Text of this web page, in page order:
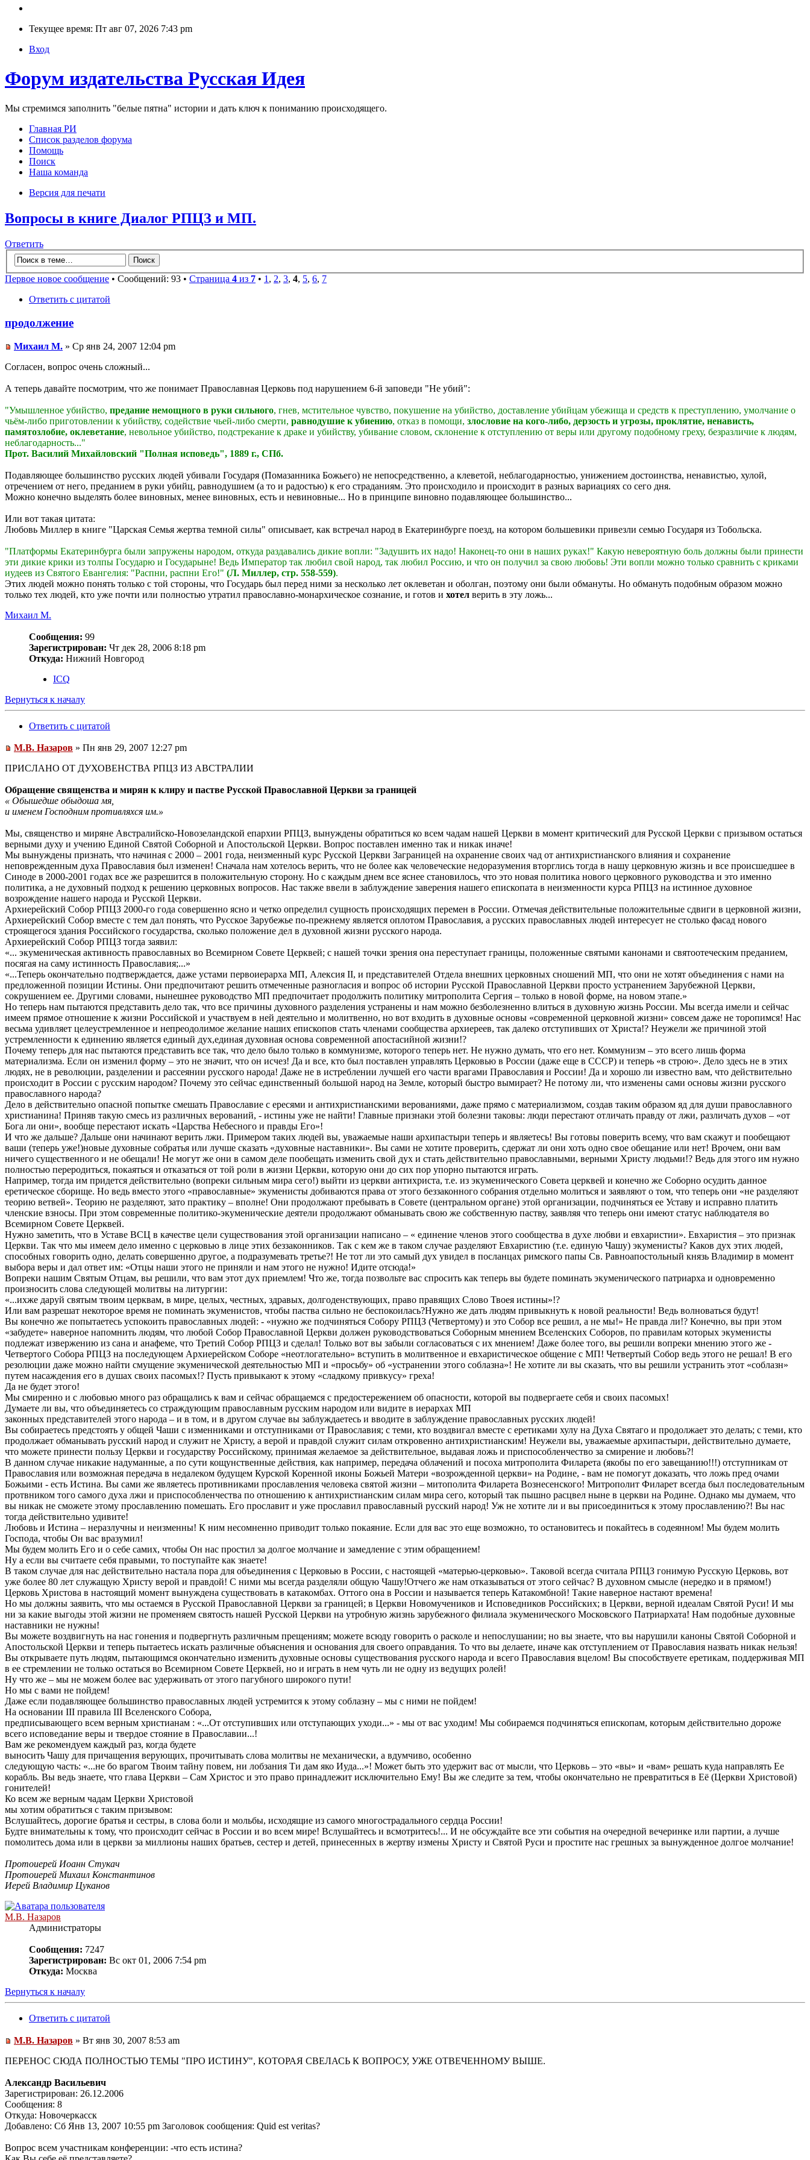
Текущее время: Пт авг 07, 2026 7:43 pm
Вход
Форум издательства Русская Идея
Мы стремимся заполнить "белые пятна" истории и дать ключ к пониманию происходящего.
Главная РИ
Список разделов форума
Помощь
Поиск
Наша команда
Версия для печати
Вопросы в книге Диалог РПЦЗ и МП.
Ответить
Первое новое сообщение • Сообщений: 93 • Страница 4 из 7 • 1 , 2, 3, 4, 5, 6, 7
Ответить с цитатой
продолжение
Михаил М. » Ср янв 24, 2007 12:04 pm
Согласен, вопрос очень сложный...
А теперь давайте посмотрим, что же понимает Православная Церковь под нарушением 6-й заповеди "Не убий":
"Умышленное убийство, предание немощного в руки сильного, гнев, мстительное чувство, покушение на убийство, доставление убийцам убежища и средств к преступлению, умолчание о
чьём-либо приготовлении к убийству, содействие чьей-либо смерти, равнодушие к убиению, отказ в помощи, злословие на кого-либо, дерзость и угрозы, проклятие, ненависть,
памятозлобие, оклеветание, невольное убийство, подстрекание к драке и убийству, убивание словом, склонение к отступлению от веры или другому подобному греху, безразличие к людям,
неблагодарность..."
Прот. Василий Михайловский "Полная исповедь", 1889 г., СПб.
Подавляющее большинство русских людей убивали Государя (Помазанника Божьего) не непосредственно, а клеветой, неблагодарностью, унижением достоинства, ненавистью, хулой,
отречением от него, преданием в руки убийц, равнодушием (а то и радостью) к его страданиям. Это происходило и происходит в разных вариациях со сего дня.
Можно конечно выделять более виновных, менее виновных, есть и невиновные... Но в принципе виновно подавляющее большинство...
Или вот такая цитата:
Любовь Миллер в книге "Царская Семья жертва темной силы" описывает, как встречал народ в Екатеринбурге поезд, на котором большевики привезли семью Государя из Тобольска.
"Платформы Екатеринбурга были запружены народом, откуда раздавались дикие вопли: "Задушить их надо! Наконец-то они в наших руках!" Какую невероятную боль должны были принести
эти дикие крики из толпы Государю и Государыне! Ведь Император так любил свой народ, так любил Россию, и что он получил за свою любовь! Эти вопли можно только сравнить с криками
иудеев из Святого Евангелия: "Распни, распни Его!" (Л. Миллер, стр. 558-559).
Этих людей можно понять только с той стороны, что Государь был перед ними за несколько лет оклеветан и оболган, поэтому они были обмануты. Но обмануть подобным образом можно
только тех людей, кто уже почти или полностью утратил православно-монархическое сознание, и готов и хотел верить в эту ложь...
Михаил М.
Сообщения: 99
Зарегистрирован: Чт дек 28, 2006 8:18 pm
Откуда: Нижний Новгород
ICQ
Вернуться к началу
Ответить с цитатой
М.В. Назаров » Пн янв 29, 2007 12:27 pm
ПРИСЛАНО ОТ ДУХОВЕНСТВА РПЦЗ ИЗ АВСТРАЛИИ
Обращение священства и мирян к клиру и пастве Русской Православной Церкви за границей
« Обышедше обыдоша мя,
и именем Господним противляхся им.»
Мы, священство и миряне Австралийско-Новозеландской епархии РПЦЗ, вынуждены обратиться ко всем чадам нашей Церкви в момент критический для Русской Церкви с призывом остаться
верными духу и учению Единой Святой Соборной и Апостольской Церкви. Вопрос поставлен именно так и никак иначе!
Мы вынуждены признать, что начиная с 2000 – 2001 года, неизменный курс Русской Церкви Заграницей на охранение своих чад от антихристианского влияния и сохранение
неповрежденным духа Православия был изменен! Сначала нам хотелось верить, что не более как человеческие недоразумения вторглись тогда в нашу церковную жизнь и все происшедшее в
Синоде в 2000-2001 годах все же разрешится в положительную сторону. Но с каждым днем все яснее становилось, что это новая политика нового церковного руководства и это именно
политика, а не духовный подход к решению церковных вопросов. Нас также ввели в заблуждение заверения нашего епископата в неизменности курса РПЦЗ на истинное духовное
возрождение нашего народа и Русской Церкви.
Архиерейский Собор РПЦЗ 2000-го года совершенно ясно и четко определил сущность происходящих перемен в России. Отмечая действительные положительные сдвиги в церковной жизни,
Архиерейский Собор вместе с тем дал понять, что Русское Зарубежье по-прежнему является оплотом Православия, а русских православных людей интересует не столько фасад нового
строящегося здания Российского государства, сколько положение дел в духовной жизни русского народа.
Архиерейский Собор РПЦЗ тогда заявил:
«... экуменическая активность православных во Всемирном Совете Церквей; с нашей точки зрения она переступает границы, положенные святыми канонами и святоотеческим преданием,
посягая на саму истинность Православия;...»
«...Теперь окончательно подтверждается, даже устами первоиерарха МП, Алексия II, и представителей Отдела внешних церковных сношений МП, что они не хотят объединения с нами на
предложенной позиции Истины. Они предпочитают решить отмеченные разногласия и вопрос об истории Русской Православной Церкви просто устранением Зарубежной Церкви,
сокрушением ее. Другими словами, нынешнее руководство МП предпочитает продолжить политику митрополита Сергия – только в новой форме, на новом этапе.»
Но теперь нам пытаются представить дело так, что все причины духовного разделения устранены и нам можно безболезненно влиться в духовную жизнь России. Мы всегда имели и сейчас
имеем прямое отношение к жизни Российской и участвуем в ней деятельно и молитвенно, но вот входить в духовные основы «современной церковной жизни» совсем даже не торопимся! Нас
весьма удивляет целеустремленное и непреодолимое желание наших епископов стать членами сообщества архиереев, так далеко отступивших от Христа!? Неужели же причиной этой
устремленности к единению является единый дух,единая духовная основа современной апостасийной жизни!?
Почему теперь для нас пытаются представить все так, что дело было только в коммунизме, которого теперь нет. Не нужно думать, что его нет. Коммунизм – это всего лишь форма
материализма. Если он изменил форму – это не значит, что он исчез! Да и все, кто был поставлен управлять Церковью в России (даже еще в СССР) и теперь «в строю». Дело здесь не в этих
людях, не в революции, разделении и рассеянии русского народа! Даже не в истреблении лучшей его части врагами Православия и России! Да и хорошо ли известно вам, что действительно
происходит в России с русским народом? Почему это сейчас единственный большой народ на Земле, который быстро вымирает? Не потому ли, что изменены сами основы жизни русского
православного народа?
Дело в действительно опасной попытке смешать Православие с ересями и антихристианскими верованиями, даже прямо с материализмом, создав таким образом яд для души православного
христианина! Приняв такую смесь из различных верований, - истины уже не найти! Главные признаки этой болезни таковы: люди перестают отличать правду от лжи, различать духов – «от
Бога ли они», вообще перестают искать «Царства Небесного и правды Его»!
И что же дальше? Дальше они начинают верить лжи. Примером таких людей вы, уважаемые наши архипастыри теперь и являетесь! Вы готовы поверить всему, что вам скажут и пообещают
ваши (теперь уже!)новые духовные собратья или лучше сказать «духовные наставники». Вы сами не хотите проверить, сдержат ли они хоть одно свое обещание или нет! Врочем, они вам
ничего существенного и не обещали! Не могут же они в самом деле пообещать изменить свой дух и стать действительно православными, верными Христу людьми!? Ведь для этого им нужно
полностью переродиться, покаяться и отказаться от той роли в жизни Церкви, которую они до сих пор упорно пытаются играть.
Например, тогда им придется действительно (вопреки сильным мира сего!) выйти из церкви антихриста, т.е. из экуменического Совета церквей и конечно же Соборно осудить данное
еретическое сборище. Но ведь вместо этого «православные» экуменисты добиваются права от этого беззаконного собрания отдельно молиться и заявляют о том, что теперь они «не разделяют
теорию ветвей». Теорию не разделяют, зато практику – вполне! Они продолжают пребывать в Совете (центральном органе) этой организации, подчиняться ее Уставу и исправно платить
членские взносы. При этом современные политико-экуменические деятели продолжают обманывать свою же собственную паству, заявляя что теперь они имеют статус наблюдателя во
Всемирном Совете Церквей.
Нужно заметить, что в Уставе ВСЦ в качестве цели существования этой организации написано – « единение членов этого сообщества в духе любви и евхаристии». Евхаристия – это признак
Церкви. Так что мы имеем дело именно с церковью в лице этих беззаконников. Так с кем же в таком случае разделяют Евхаристию (т.е. единую Чашу) экуменисты? Каков дух этих людей,
способных говорить одно, делать совершенно другое, а подразумевать третье?! Не тот ли это самый дух увидел в посланцах римского папы Св. Равноапостольный князь Владимир в момент
выбора веры и дал ответ им: «Отцы наши этого не приняли и нам этого не нужно! Идите отсюда!»
Вопреки нашим Святым Отцам, вы решили, что вам этот дух приемлем! Что же, тогда позвольте вас спросить как теперь вы будете поминать экуменического патриарха и одновременно
произносить слова следующей молитвы на литургии:
«...ихже даруй святым твоим церквам, в мире, целых, честных, здравых, долгоденствующих, право правящих Слово Твоея истины»!?
Или вам разрешат некоторое время не поминать экуменистов, чтобы паства сильно не беспокоилась?Нужно же дать людям привыкнуть к новой реальности! Ведь волноваться будут!
Вы конечно же попытаетесь успокоить православных людей: - «нужно же подчиняться Собору РПЦЗ (Четвертому) и это Собор все решил, а не мы!» Не правда ли!? Конечно, вы при этом
«забудете» наверное напомнить людям, что любой Собор Православной Церкви должен руководствоваться Соборным мнением Вселенских Соборов, по правилам которых экуменисты
подлежат извержению из сана и анафеме, что Третий Собор РПЦЗ и сделал! Только вот вы забыли согласоваться с их мнением! Даже более того, вы решили вопреки мнению этого же -
Четвертого Собора РПЦЗ на последующем Архиерейском Соборе «неотлогательно» вступить в молитвенное и евхаристическое общение с МП! Четвертый Собор ведь этого не решал! В его
резолюции даже можно найти смущение экуменической деятельностью МП и «просьбу» об «устранении этого соблазна»! Не хотите ли вы сказать, что вы решили устранить этот «соблазн»
путем насаждения его в душах своих пасомых!? Пусть привыкают к этому «сладкому привкусу» греха!
Да не будет этого!
Мы смиренно и с любовью много раз обращались к вам и сейчас обращаемся с предостережением об опасности, которой вы подвергаете себя и своих пасомых!
Думаете ли вы, что объединяетесь со страждующим православным русским народом или видите в иерархах МП
законных представителей этого народа – и в том, и в другом случае вы заблуждаетесь и вводите в заблуждение православных русских людей!
Вы собираетесь предстоять у общей Чаши с изменниками и отступниками от Православия; с теми, кто воздвигал вместе с еретиками хулу на Духа Святаго и продолжает это делать; с теми, кто
продолжает обманывать русский народ и служит не Христу, а верой и правдой служит силам откровенно антихристианским! Неужели вы, уважаемые архипастыри, действительно думаете,
что можете принести пользу Церкви и государству Российскому, принимая желаемое за действительное, выдавая ложь и приспособленчество за смирение и любовь?!
В данном случае никакие надуманные, а по сути кощунственные действия, как например, передача облачений и посоха митрополита Филарета (якобы по его завещанию!!!) отступникам от
Православия или возможная передача в недалеком будущем Курской Коренной иконы Божьей Матери «возрожденной церкви» на Родине, - вам не помогут доказать, что ложь пред очами
Божьими - есть Истина. Вы сами же являетесь противниками прославления человека святой жизни – митополита Филарета Вознесенского! Митрополит Филарет всегда был последовательным
протвником того самого духа лжи и приспособленчества по отношению к антихристианским силам мира сего, который так пышно расцвел ныне в церкви на Родине. Однако мы думаем, что
вы никак не сможете этому прославлению помешать. Его прославит и уже прославил православный русский народ! Уж не хотите ли и вы присоединиться к этому прославлению?! Вы нас
тогда действительно удивите!
Любовь и Истина – неразлучны и неизменны! К ним несомненно приводит только покаяние. Если для вас это еще возможно, то остановитесь и покайтесь в содеянном! Мы будем молить
Господа, чтобы Он вас вразумил!
Мы будем молить Его и о себе самих, чтобы Он нас простил за долгое молчание и замедление с этим обращением!
Ну а если вы считаете себя правыми, то поступайте как знаете!
В таком случае для нас действительно настала пора для объединения с Церковью в России, с настоящей «матерью-церковью». Таковой всегда считала РПЦЗ гонимую Русскую Церковь, вот
уже более 80 лет служащую Христу верой и правдой! С ними мы всегда разделяли общую Чашу!Отчего же нам отказываться от этого сейчас? В духовном смысле (нередко и в прямом!)
Церковь Христова в настоящий момент вынуждена существовать в катакомбах. Оттого она в России и называется теперь Катакомбной! Такие наверное настают времена!
Но мы должны заявить, что мы остаемся в Русской Православной Церкви за границей; в Церкви Новомучеников и Исповедников Российских; в Церкви, верной идеалам Святой Руси! И мы
ни за какие выгоды этой жизни не променяем святость нашей Русской Церкви на утробную жизнь зарубежного филиала экуменического Московского Патриархата! Нам подобные духовные
наставники не нужны!
Вы можете воздвигнуть на нас гонения и подвергнуть различным прещениям; можете всюду говорить о расколе и непослушании; но вы знаете, что вы нарушили каноны Святой Соборной и
Апостольской Церкви и теперь пытаетесь искать различные объяснения и основания для своего оправдания. То что вы делаете, иначе как отступлением от Православия назвать никак нельзя!
Вы открываете путь людям, пытающимся окончательно изменить духовные основы существования русского народа и всего Православия вцелом! Вы способствуете еретикам, поддерживая МП
в ее стремлении не только остаться во Всемирном Совете Церквей, но и играть в нем чуть ли не одну из ведущих ролей!
Ну что же – мы не можем более вас удерживать от этого пагубного широкого пути!
Но мы с вами не пойдем!
Даже если подавляющее большинство православных людей устремится к этому соблазну – мы с ними не пойдем!
На основании III правила III Вселенского Собора,
предписывающего всем верным христианам : «...От отступивших или отступающих уходи...» - мы от вас уходим! Мы собираемся подчиняться епископам, которым действительно дороже
всего исповедание веры и твердое стояние в Православии...!
Вам же рекомендуем каждый раз, когда будете
выносить Чашу для причащения верующих, прочитывать слова молитвы не механически, а вдумчиво, особенно
следующую часть: «...не бо врагом Твоим тайну повем, ни лобзания Ти дам яко Иуда...»! Может быть это удержит вас от мысли, что Церковь – это «вы» и «вам» решать куда направлять Ее
корабль. Вы ведь знаете, что глава Церкви – Сам Христос и это право принадлежит исключительно Ему! Вы же следите за тем, чтобы окончательно не превратиться в Её (Церкви Христовой)
гонителей!
Ко всем же верным чадам Церкви Христовой
мы хотим обратиться с таким призывом:
Вслушайтесь, дорогие братья и сестры, в слова боли и мольбы, исходящие из самого многострадального сердца России!
Будте внимательны к тому, что происходит сейчас в России и во всем мире! Вслушайтесь и всмотритесь!... И не обсуждайте все эти события на очередной вечеринке или партии, а лучше
помолитесь дома или в церкви за миллионы наших братьев, сестер и детей, принесенных в жертву измены Христу и Святой Руси и простите нас грешных за вынужденное долгое молчание!
Протоиерей Иоанн Стукач
Протоиерей Михаил Константинов
Иерей Владимир Цуканов
М.В. Назаров
Администраторы
Сообщения: 7247
Зарегистрирован: Вс окт 01, 2006 7:54 pm
Откуда: Москва
Вернуться к началу
Ответить с цитатой
М.В. Назаров » Вт янв 30, 2007 8:53 am
ПЕРЕНОС СЮДА ПОЛНОСТЬЮ ТЕМЫ "ПРО ИСТИНУ", КОТОРАЯ СВЕЛАСЬ К ВОПРОСУ, УЖЕ ОТВЕЧЕННОМУ ВЫШЕ.
Александр Васильевич
Зарегистрирован: 26.12.2006
Сообщения: 8
Откуда: Новочеркасск
Добавлено: Сб Янв 13, 2007 10:55 pm Заголовок сообщения: Quid est veritas?
Вопрос всем участникам конференции: -что есть истина?